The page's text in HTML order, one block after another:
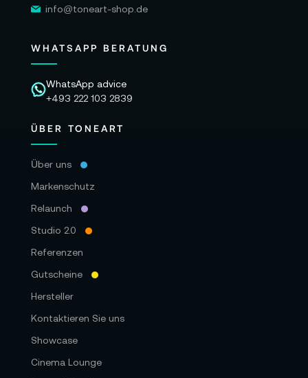
info@toneart-shop.de
WHATSAPP BERATUNG
WhatsApp advice
+493 222 103 2839
ÜBER TONEART
Über uns
Markenschutz
Relaunch
Studio 2.0
Referenzen
Gutscheine
Hersteller
Kontaktieren Sie uns
Showcase
Cinema Lounge